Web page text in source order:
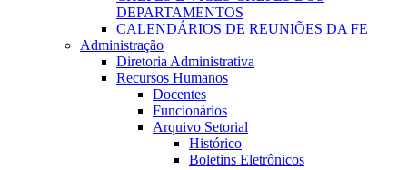
DEPARTAMENTOS
CALENDÁRIOS DE REUNIÕES DA FE
Administração
Diretoria Administrativa
Recursos Humanos
Docentes
Funcionários
Arquivo Setorial
Histórico
Boletins Eletrônicos